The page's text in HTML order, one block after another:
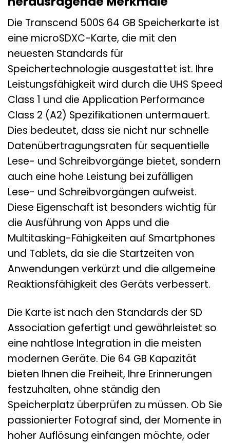
Die Transcend 500S 64 GB Speicherkarte ist
eine microSDXC-Karte, die mit den
neuesten Standards für
Speichertechnologie ausgestattet ist. Ihre
Leistungsfähigkeit wird durch die UHS Speed
Class 1 und die Application Performance
Class 2 (A2) Spezifikationen untermauert.
Dies bedeutet, dass sie nicht nur schnelle
Datenübertragungsraten für sequentielle
Lese- und Schreibvorgänge bietet, sondern
auch eine hohe Leistung bei zufälligen
Lese- und Schreibvorgängen aufweist.
Diese Eigenschaft ist besonders wichtig für
die Ausführung von Apps und die
Multitasking-Fähigkeiten auf Smartphones
und Tablets, da sie die Startzeiten von
Anwendungen verkürzt und die allgemeine
Reaktionsfähigkeit des Geräts verbessert.
Die Karte ist nach den Standards der SD
Association gefertigt und gewährleistet so
eine nahtlose Integration in die meisten
modernen Geräte. Die 64 GB Kapazität
bieten Ihnen die Freiheit, Ihre Erinnerungen
festzuhalten, ohne ständig den
Speicherplatz überprüfen zu müssen. Ob Sie
passionierter Fotograf sind, der Momente in
hoher Auflösung einfangen möchte, oder